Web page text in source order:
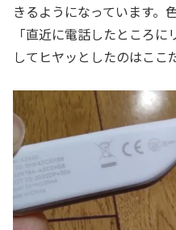
きるようになっています。
「直近に電話したところ
してヒヤッとしたのはここ